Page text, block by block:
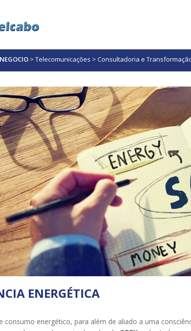
> Telecomunicações > Consultadoria e
ENERGÉTICA
consumo energético, para além de aliado a uma